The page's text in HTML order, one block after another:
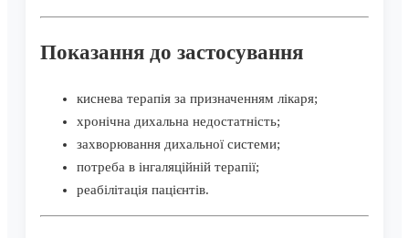
Показання до застосування
киснева терапія за призначенням лікаря;
хронічна дихальна недостатність;
захворювання дихальної системи;
потреба в інгаляційній терапії;
реабілітація пацієнтів.